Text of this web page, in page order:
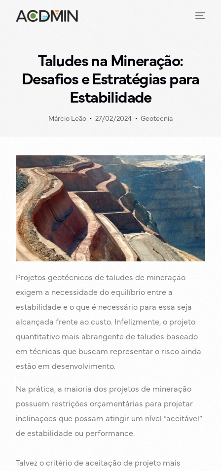
Taludes na Mineração:
Desafios e Estratégias para
Estabilidade
Márcio Leão 27/02/2024 Geotecnia
Projetos geotécnicos de taludes de mineração
exigem a necessidade do equilíbrio entre a
estabilidade e o que é necessário para essa seja
alcançada frente ao custo. Infelizmente, o projeto
quantitativo mais abrangente de taludes baseado
em técnicas que buscam representar o risco ainda
estão em desenvolvimento.
Na prática, a maioria dos projetos de mineração
possuem restrições orçamentárias para projetar
inclinações que possam atingir um nível “aceitável”
de estabilidade ou performance.
Talvez o critério de aceitação de projeto mais